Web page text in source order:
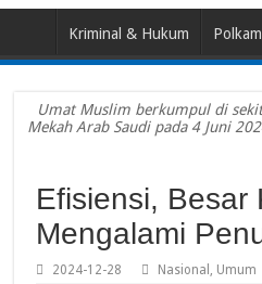
Kriminal & Hukum Polkam
Umat Muslim berkumpul di
Mekah Arab Saudi pada 4 Juni
Efisiensi, Besar
Mengalami
2024-12-28 Nasional , Umum